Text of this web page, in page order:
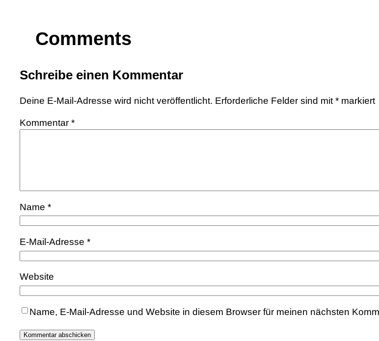
Comments
Schreibe einen Kommentar
Deine E-Mail-Adresse wird nicht veröffentlicht. Erforderliche Felder sind mit * markiert
Kommentar *
Name *
E-Mail-Adresse *
Website
Name, E-Mail-Adresse und Website in diesem Browser für meinen nächsten